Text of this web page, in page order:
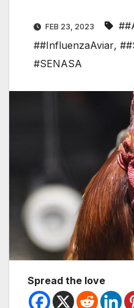
FEB 23, 2023
##InfluenzaAviar,
#SENASA
Spread the love